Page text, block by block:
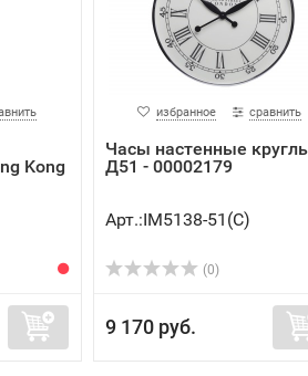
Kong
избранное сравнить
Часы настенные
Д51 - 00002179
Арт.:IM5138-51(C)
(0)
9 170 руб.